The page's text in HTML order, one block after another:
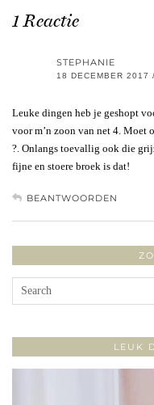
1 Reactie
STEPHANIE
18 DECEMBER 2017
Leuke dingen heb je geshopt
voor m’n zoon van net 4. Moet
?. Onlangs toevallig ook die
fijne en stoere broek is dat!
BEANTWOORDEN
LEUK